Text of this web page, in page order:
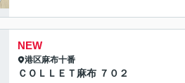
NEW
港区麻布十番
ＣＯＬＬＥＴ麻布 ７０２